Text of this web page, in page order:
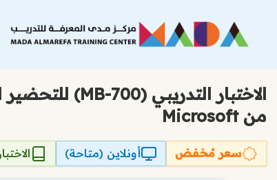
المحتوى
من Microsoft
سعر مُخفض أونلاين (متاحة)